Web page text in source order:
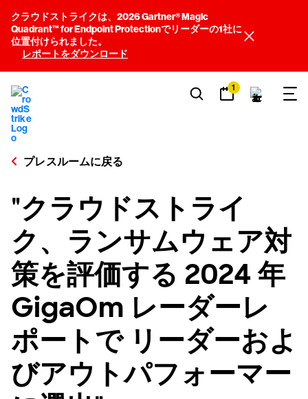
クラウドストライクは、2026 Gartner® Magic
Quadrant™ for Endpoint Protectionでリーダーの1社に
位置付けられました。
レポートをダウンロード
1
プレスルームに戻る
"クラウドストライ
ク、ランサムウェア対
策を評価する 2024 年
GigaOm レーダーレ
ポートで リーダーおよ
びアウトパフォーマー